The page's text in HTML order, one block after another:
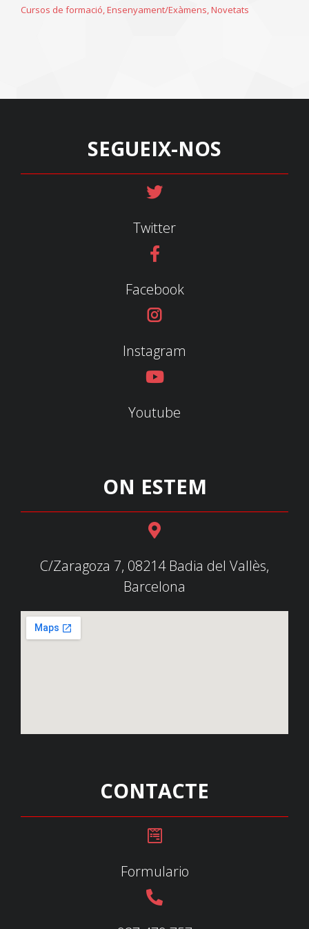
Cursos de formació,Ensenyament/Exàmens,Novetats
SEGUEIX-NOS
Twitter
Facebook
Instagram
Youtube
ON ESTEM
C/Zaragoza 7, 08214 Badia del Vallès,
Barcelona
CONTACTE
Formulario